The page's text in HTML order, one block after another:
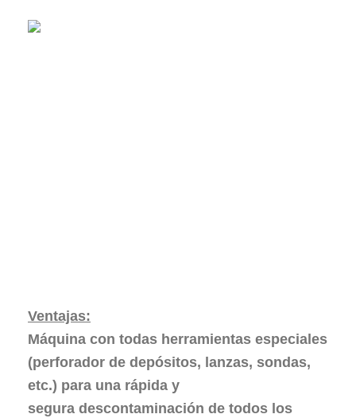
Ventajas:
Máquina con todas herramientas especiales
(perforador de depósitos, lanzas, sondas,
etc.) para una rápida y
segura descontaminación de todos los